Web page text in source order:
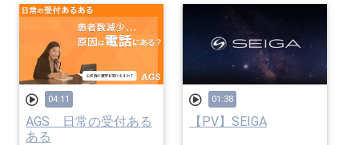
04:11
AGS 日常の受付ある
ある
01:38
【PV】SEIGA